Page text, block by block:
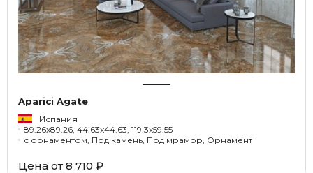
Aparici Agate
Испания
89.26x89.26, 44.63x44.63, 119.3x59.55
с орнаментом, Под камень, Под мрамор, Орнамент
Цена от 8 710 ₽